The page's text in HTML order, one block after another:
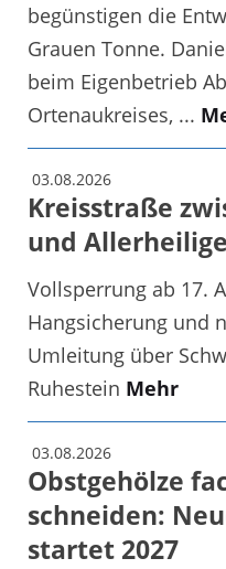
begünstigen die
Grauen Tonne.
beim Eigenbetrieb
Ortenaukreises, ...
03.08.2026
Kreisstraße
und
Vollsperrung ab 17.
Hangsicherung und
Umleitung über
Ruhestein Mehr
03.08.2026
Obstgehölze
schneiden:
startet 2027